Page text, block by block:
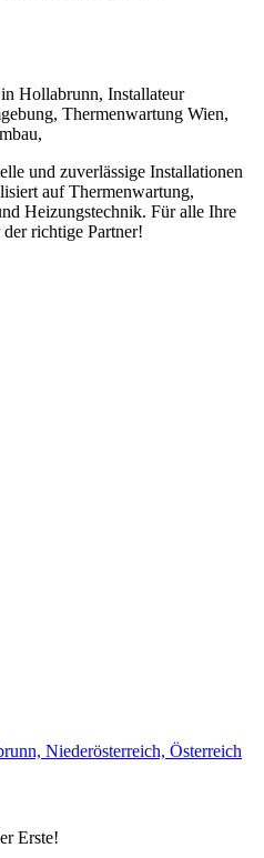
Hollabrunn, Installateur
Thermenwartung Wien,
und zuverlässige Installationen
auf Thermenwartung,
Heizungstechnik. Für alle Ihre
richtige Partner!
Niederösterreich, Österreich
Erste!